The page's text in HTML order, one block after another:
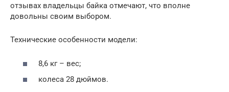
отзывах владельцы байка отмечают, что вполне
довольны своим выбором.
Технические особенности модели:
8,6 кг – вес;
колеса 28 дюймов.